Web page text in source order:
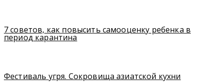
7 советов, как повысить самооценку ребенка в
период карантина
Фестиваль угря. Сокровища азиатской кухни